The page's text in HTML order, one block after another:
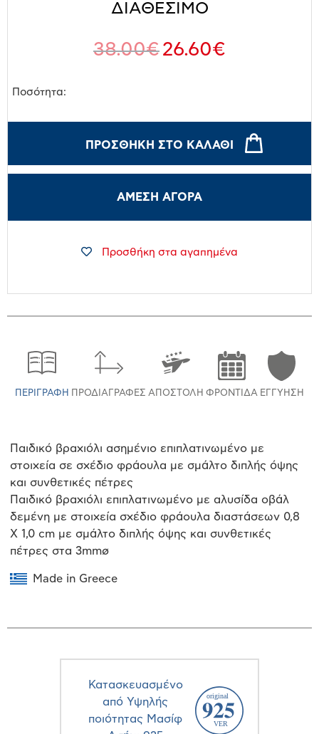
ΔΙΑΘΕΣΙΜΟ
38.00€26.60€
Ποσότητα:
ΠΡΟΣΘΉΚΗ ΣΤΟ ΚΑΛΆΘΙ
ΑΜΕΣΗ ΑΓΟΡΑ
Προσθήκη στα αγαπημένα
ΠΕΡΙΓΡΑΦΉ ΠΡΟΔΙΑΓΡΑΦΈΣ ΑΠΟΣΤΟΛΉ ΦΡΟΝΤΊΔΑ ΕΓΓΎΗΣΗ
Παιδικό βραχιόλι ασημένιο επιπλατινωμένο με
στοιχεία σε σχέδιο φράουλα με σμάλτο διπλής όψης
και συνθετικές πέτρες
Παιδικό βραχιόλι επιπλατινωμένο με αλυσίδα οβάλ
δεμένη με στοιχεία σχέδιο φράουλα διαστάσεων 0,8
Χ 1,0 cm με σμάλτο διπλής όψης και συνθετικές
πέτρες στα 3mmø
Made in Greece
Κατασκευασμένο
από Υψηλής
ποιότητας Μασίφ